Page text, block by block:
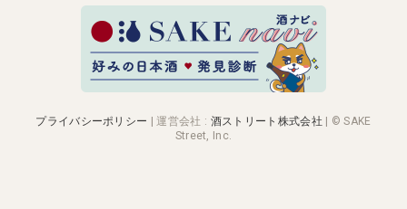
プライバシーポリシー |運営会社 : 酒ストリート株式会社 | © SAKE
Street, Inc.